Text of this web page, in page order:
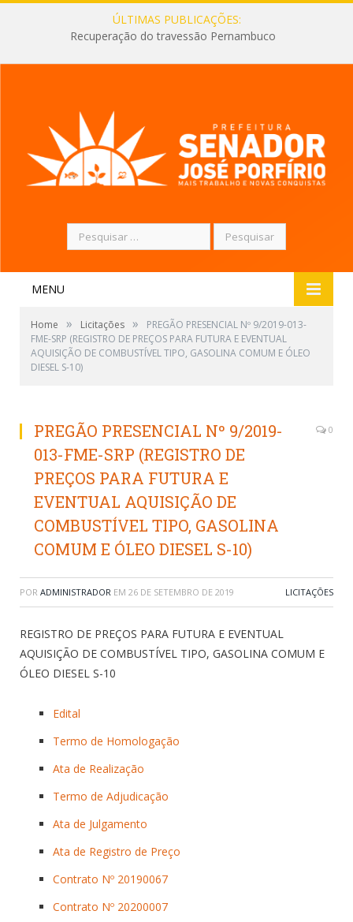
ÚLTIMAS PUBLICAÇÕES:
Recuperação do travessão Pernambuco
Pesquisar
por:
MENU
Home » Licitações »
PREGÃO PRESENCIAL Nº 9/2019-013-
FME-SRP (REGISTRO DE PREÇOS PARA FUTURA E EVENTUAL
AQUISIÇÃO DE COMBUSTÍVEL TIPO, GASOLINA COMUM E ÓLEO
DIESEL S-10)
PREGÃO PRESENCIAL Nº 9/2019-
013-FME-SRP (REGISTRO DE
PREÇOS PARA FUTURA E
EVENTUAL AQUISIÇÃO DE
COMBUSTÍVEL TIPO, GASOLINA
COMUM E ÓLEO DIESEL S-10)
0
POR ADMINISTRADOR EM 26 DE SETEMBRO DE 2019 LICITAÇÕES
REGISTRO DE PREÇOS PARA FUTURA E EVENTUAL
AQUISIÇÃO DE COMBUSTÍVEL TIPO, GASOLINA COMUM E
ÓLEO DIESEL S-10
Edital
Termo de Homologação
Ata de Realização
Termo de Adjudicação
Ata de Julgamento
Ata de Registro de Preço
Contrato Nº 20190067
Contrato Nº 20200007